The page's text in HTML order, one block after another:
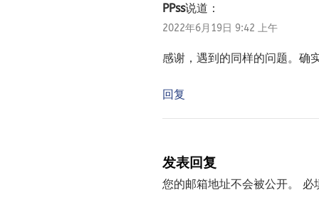
PPss说道：
2022年6月19日 9:42 上午
感谢，遇到的同样的问题。确
回复
发表回复
您的邮箱地址不会被公开。 必